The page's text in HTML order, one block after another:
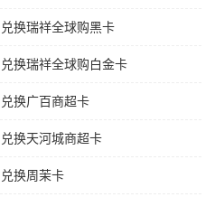
换瑞祥全球购黑卡
换瑞祥全球购白金卡
换广百商超卡
换天河城商超卡
换周茉卡